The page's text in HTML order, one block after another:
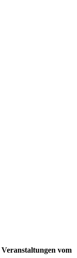
vom